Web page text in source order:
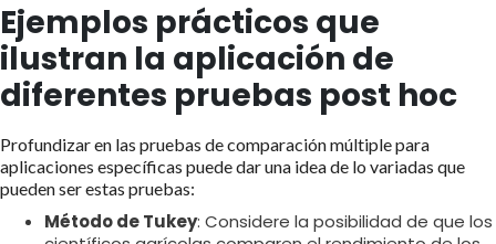
Ejemplos prácticos que
ilustran la aplicación de
diferentes pruebas post hoc
Profundizar en las pruebas de comparación múltiple para
aplicaciones específicas puede dar una idea de lo variadas que
pueden ser estas pruebas:
Método de Tukey: Considere la posibilidad de que los